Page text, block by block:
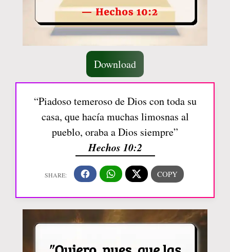
Download
“Piadoso temeroso de Dios con toda su
casa, que hacía muchas limosnas al
pueblo, oraba a Dios siempre”
Hechos 10:2